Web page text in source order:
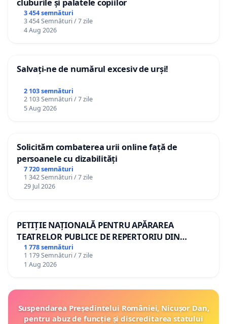
cluburile și palatele copiilor
3 454 semnături
3 454 Semnături / 7 zile
4 Aug 2026
Salvați-ne de numărul excesiv de urși!
2 103 semnături
2 103 Semnături / 7 zile
5 Aug 2026
Solicităm combaterea urii online față de
persoanele cu dizabilități
7 720 semnături
1 342 Semnături / 7 zile
29 Jul 2026
PETIȚIE NAȚIONALĂ PENTRU APĂRAREA
TEATRELOR PUBLICE DE REPERTORIU DIN
ROMÂNIA
1 778 semnături
1 179 Semnături / 7 zile
1 Aug 2026
Suspendarea Președintelui României, Nicușor Dan,
pentru abuz de funcție și discreditarea statului